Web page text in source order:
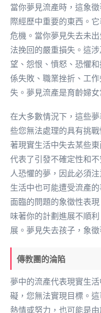
當你夢見流產時，這象
際經歷中重要的東西。
危機。當你夢見失去未
法挽回的嚴重損失。這
望、怨恨、憤怒、恐懼
係失敗、職業挫折、工
失。夢見流產是育齡婦
在大多數情況下，這些
些您無法處理的具有挑
著現實生活中失去某些
代表了引發不確定性和
人恐懼的夢，因此必須
生活中也可能遭受流產
面臨的問題的象徵性表
味著你的計劃進展不順
展。夢見失去孩子，象
傳教團的淪陷
夢中的流產代表現實生
礙，您無法實現目標。
熱情或努力，也可能是